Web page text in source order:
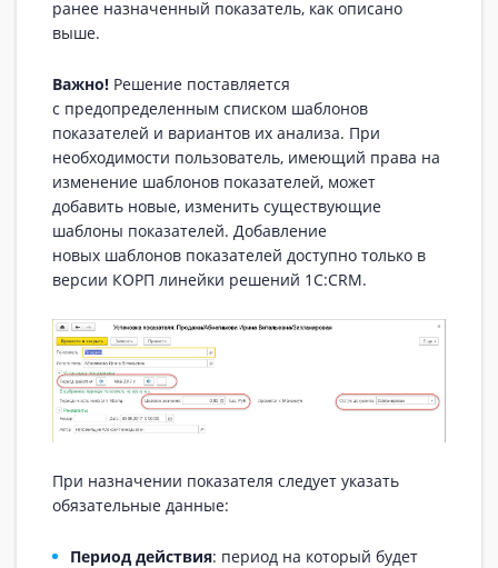
ранее назначенный показатель, как описано
выше.
Важно! Решение поставляется
с предопределенным списком шаблонов
показателей и вариантов их анализа. При
необходимости пользователь, имеющий права на
изменение шаблонов показателей, может
добавить новые, изменить существующие
шаблоны показателей. Добавление
новых шаблонов показателей доступно только в
версии КОРП линейки решений 1С:CRM.
При назначении показателя следует указать
обязательные данные:
Период действия: период на который будет